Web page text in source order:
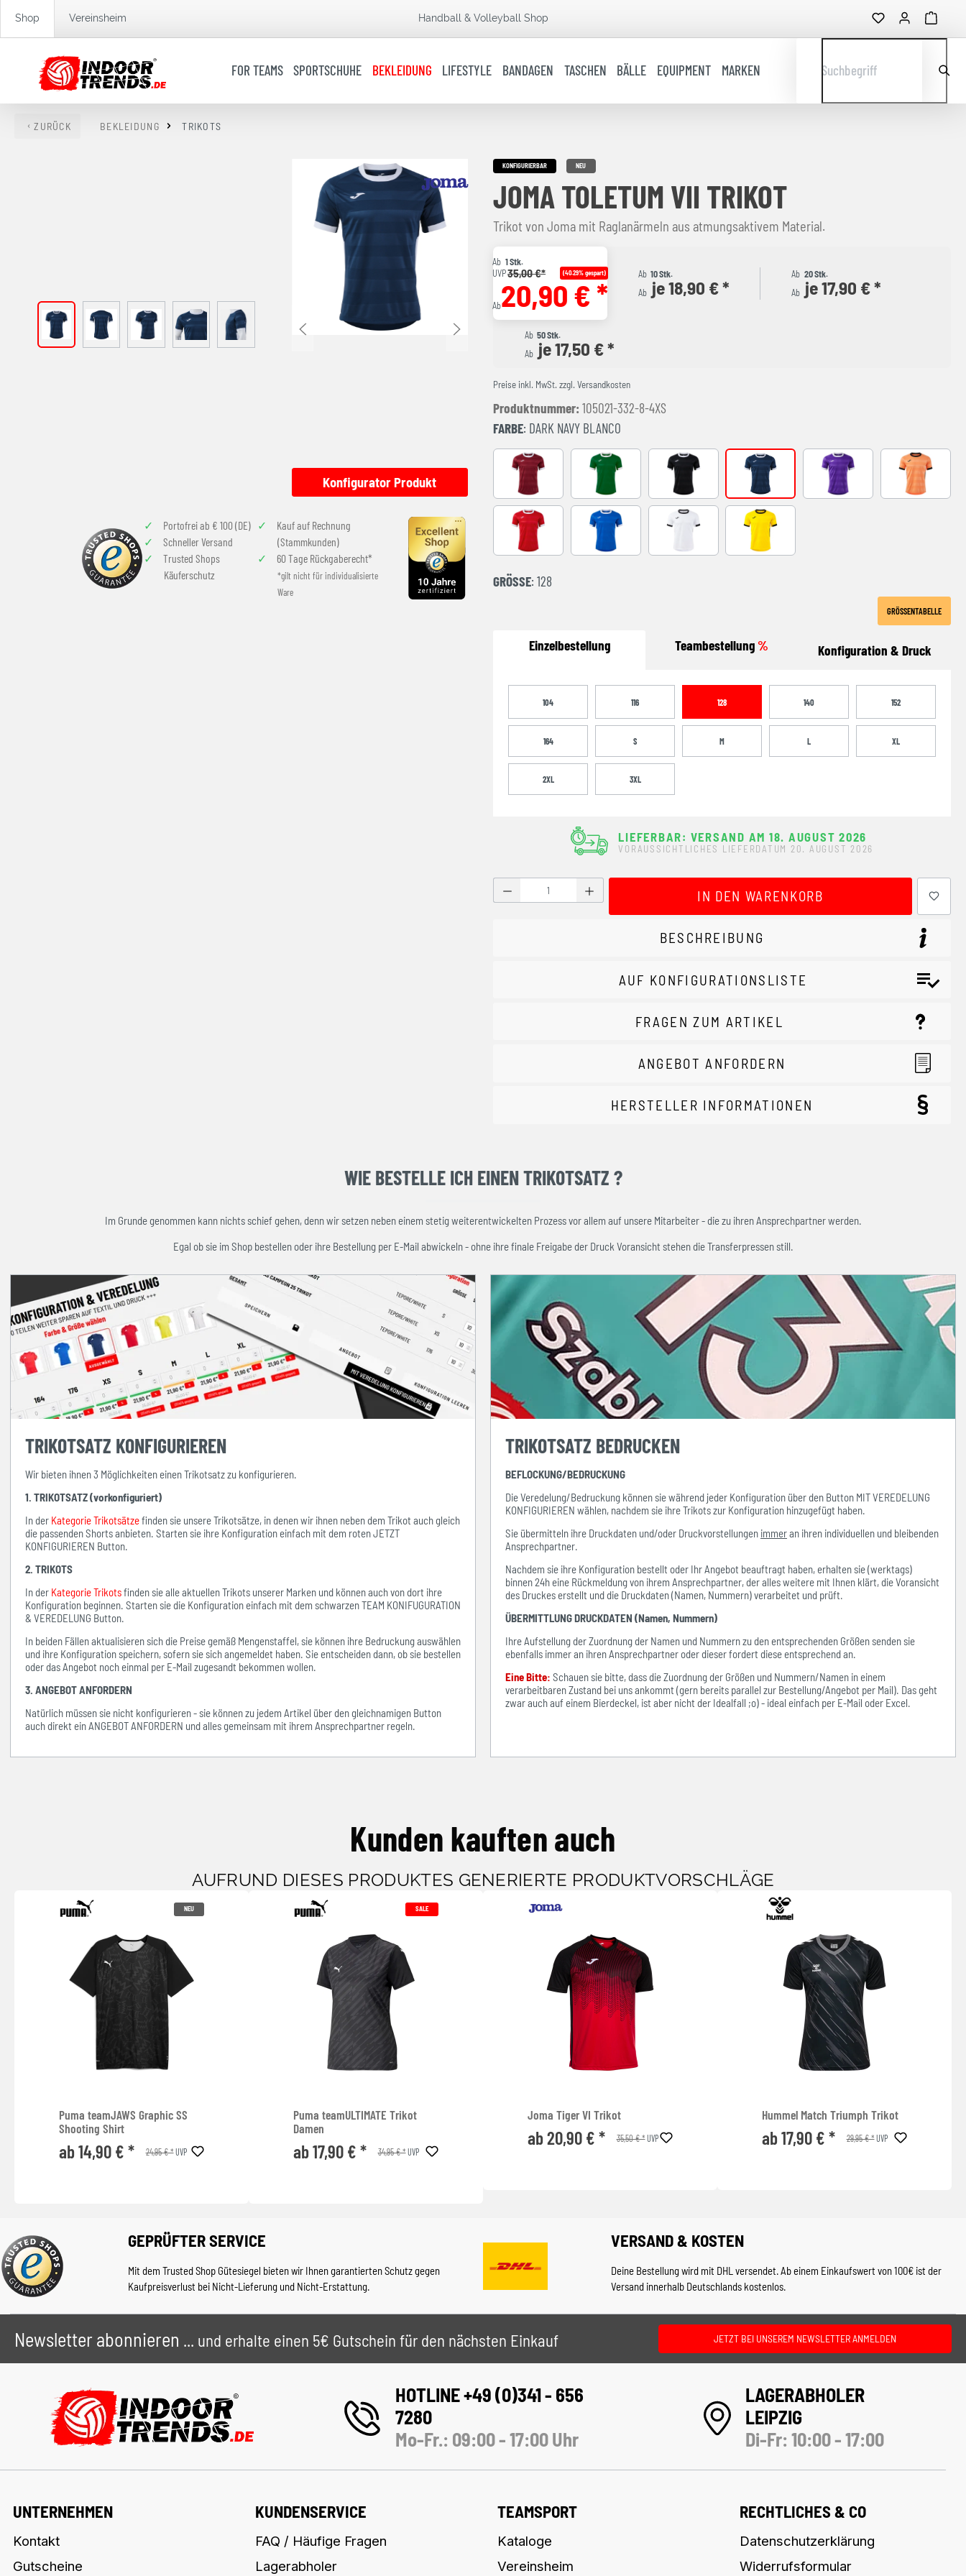
Zur Hauptnavigation springen
Shop Vereinsheim Handball & Volleyball Shop
FOR TEAMS SPORTSCHUHE BEKLEIDUNG LIFESTYLE BANDAGEN TASCHEN BÄLLE EQUIPMENT MARKEN Suchbegriff
ZURÜCK BEKLEIDUNG TRIKOTS
Konfigurator Produkt
Portofrei ab € 100 (DE)
Schneller Versand
Trusted Shops
Käuferschutz
Kauf auf Rechnung
(Stammkunden)
60 Tage Rückgaberecht*
*gilt nicht für individualisierte
Ware
KONFIGURIERBAR NEU
JOMA TOLETUM VII TRIKOT
Trikot von Joma mit Raglanärmeln aus atmungsaktivem Material.
Ab 1 Stk.
UVP35,00 €* (40.29% gespart)
Ab20,90 € *
Ab 10 Stk.
Ab je 18,90 € *
Ab 20 Stk.
Ab je 17,90 € *
Ab 50 Stk.
Ab je 17,50 € *
Preise inkl. MwSt. zzgl. Versandkosten
Produktnummer: 105021-332-8-4XS
FARBE: DARK NAVY BLANCO
BURGUNDY GREEN-WHITE DARK NAVY BLANCO VIOLETA-BLANCO ORANGE-
RED-WHITE ROYAL-WHITE YELLOW-BLACK
GRÖSSE : 128
GRÖSSENTABELLE
Einzelbestellung Teambestellung% Konfiguration & Druck
104 116 128 140 152
164 S M L XL
2XL 3XL
LIEFERBAR: VERSAND AM 18. AUGUST 2026
VORAUSSICHTLICHES LIEFERDATUM 20. AUGUST 2026
Produkt Anzahl: Gib den gewünschten Wert ein oder benutze die Schaltflächen
IN DEN WARENKORB
BESCHREIBUNG
AUF KONFIGURATIONSLISTE
FRAGEN ZUM ARTIKEL
ANGEBOT ANFORDERN
HERSTELLER INFORMATIONEN
WIE BESTELLE ICH EINEN TRIKOTSATZ ?
Im Grunde genommen kann nichts schief gehen, denn wir setzen neben einem stetig weiterentwickelten Prozess vor allem auf unsere Mitarbeiter - die zu ihren Ansprechpartner werden.
Egal ob sie im Shop bestellen oder ihre Bestellung per E-Mail abwickeln - ohne ihre finale Freigabe der Druck Voransicht stehen die Transferpressen still.
TRIKOTSATZ KONFIGURIEREN
Wir bieten ihnen 3 Möglichkeiten einen Trikotsatz zu konfigurieren.
1. TRIKOTSATZ (vorkonfiguriert)
In der Kategorie Trikotsätzefinden sie unsere Trikotsätze, in denen wir ihnen neben dem Trikot auch gleich
die passenden Shorts anbieten. Starten sie ihre Konfiguration einfach mit dem roten JETZT
KONFIGURIEREN Button.
2. TRIKOTS
In der Kategorie Trikotsfinden sie alle aktuellen Trikots unserer Marken und können auch von dort ihre
Konfiguration beginnen. Starten sie die Konfiguration einfach mit dem schwarzen TEAM KONIFUGURATION
& VEREDELUNG Button.
In beiden Fällen aktualisieren sich die Preise gemäß Mengenstaffel, sie können ihre Bedruckung auswählen
und ihre Konfiguration speichern, sofern sie sich angemeldet haben. Sie entscheiden dann, ob sie bestellen
oder das Angebot noch einmal per E-Mail zugesandt bekommen wollen.
3. ANGEBOT ANFORDERN
Natürlich müssen sie nicht konfigurieren - sie können zu jedem Artikel über den gleichnamigen Button
auch direkt ein ANGEBOT ANFORDERN und alles gemeinsam mit ihrem Ansprechpartner regeln.
TRIKOTSATZ BEDRUCKEN
BEFLOCKUNG/BEDRUCKUNG
Die Veredelung/Bedruckung können sie während jeder Konfiguration über den Button MIT VEREDELUNG
KONFIGURIEREN wählen, nachdem sie ihre Trikots zur Konfiguration hinzugefügt haben.
Sie übermitteln ihre Druckdaten und/oder Druckvorstellungen immeran ihren individuellen und bleibenden
Ansprechpartner.
Nachdem sie ihre Konfiguration bestellt oder Ihr Angebot beauftragt haben, erhalten sie (werktags)
binnen 24h eine Rückmeldung von ihrem Ansprechpartner, der alles weitere mit Ihnen klärt, die Voransicht
des Druckes erstellt und die Druckdaten (Namen, Nummern) verarbeitet und prüft.
ÜBERMITTLUNG DRUCKDATEN (Namen, Nummern)
Ihre Aufstellung der Zuordnung der Namen und Nummern zu den entsprechenden Größen senden sie
ebenfalls immer an ihren Ansprechpartner oder dieser fordert diese entsprechend an.
Eine Bitte: Schauen sie bitte, dass die Zuordnung der Größen und Nummern/Namen in einem
verarbeitbaren Zustand bei uns ankommt (gern bereits parallel zur Bestellung/Angebot per Mail). Das geht
zwar auch auf einem Bierdeckel, ist aber nicht der Idealfall ;o) - ideal einfach per E-Mail oder Excel.
Kunden kauften auch
AUFRUND DIESES PRODUKTES GENERIERTE PRODUKTVORSCHLÄGE
NEU
Puma teamJAWS Graphic SS
Shooting Shirt
ab 14,90 € * 24,95 € *UVP
SALE
Puma teamULTIMATE Trikot
Damen
ab 17,90 € * 34,95 € *UVP
Joma Tiger VI Trikot
ab 20,90 € * 35,50 € *UVP
Hummel Match Triumph Trikot
ab 17,90 € * 29,95 € *UVP
GEPRÜFTER SERVICE
Mit dem Trusted Shop Gütesiegel bieten wir Ihnen garantierten Schutz gegen
Kaufpreisverlust bei Nicht-Lieferung und Nicht-Erstattung.
VERSAND & KOSTEN
Deine Bestellung wird mit DHL versendet. Ab einem Einkaufswert von 100€ ist der
Versand innerhalb Deutschlands kostenlos.
Newsletter abonnieren ... und erhalte einen 5€ Gutschein für den nächsten Einkauf JETZT BEI UNSEREM NEWSLETTER ANMELDEN
HOTLINE +49 (0)341 - 656
7280
Mo-Fr.: 09:00 - 17:00 Uhr
LAGERABHOLER
LEIPZIG
Di-Fr: 10:00 - 17:00
UNTERNEHMEN
Kontakt
Gutscheine
KUNDENSERVICE
FAQ / Häufige Fragen
Lagerabholer
TEAMSPORT
Kataloge
Vereinsheim
RECHTLICHES & CO
Datenschutzerklärung
Widerrufsformular